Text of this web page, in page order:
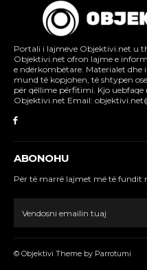
Portali i lajmeve Objektivi.net u
Objektivi.net ofron lajme e
e ndërkombëtare. Materialet
mund të kopjohen, të shtypen
për qëllime përfitimi. Kjo
Objektivi.net Email:
ABONOHU
Për të marrë lajmet më të fundit
© Objektivi Theme by Parrotumi